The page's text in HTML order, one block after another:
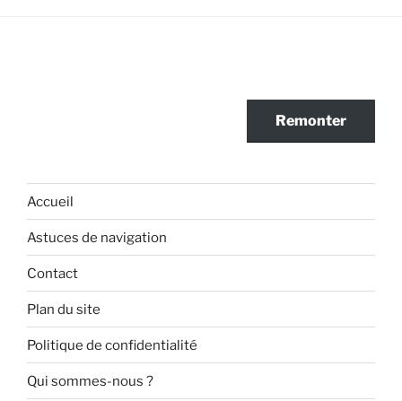
Remonter
Accueil
Astuces de navigation
Contact
Plan du site
Politique de confidentialité
Qui sommes-nous ?